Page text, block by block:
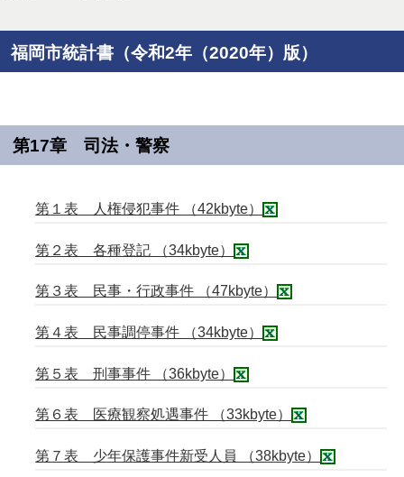
福岡市統計書（令和2年（2020年）版）
第17章 司法・警察
第１表 人権侵犯事件 （42kbyte）
第２表 各種登記 （34kbyte）
第３表 民事・行政事件 （47kbyte）
第４表 民事調停事件 （34kbyte）
第５表 刑事事件 （36kbyte）
第６表 医療観察処遇事件 （33kbyte）
第７表 少年保護事件新受人員 （38kbyte）